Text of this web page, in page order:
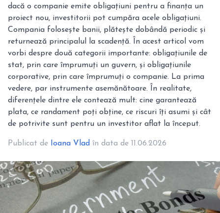
dacă o companie emite obligațiuni pentru a finanța un
proiect nou, investitorii pot cumpăra acele obligațiuni.
Compania folosește banii, plătește dobândă periodic și
returnează principalul la scadență. În acest articol vom
vorbi despre două categorii importante: obligațiunile de
stat, prin care împrumuți un guvern, și obligațiunile
corporative, prin care împrumuți o companie. La prima
vedere, par instrumente asemănătoare. În realitate,
diferențele dintre ele contează mult: cine garantează
plata, ce randament poți obține, ce riscuri îți asumi și cât
de potrivite sunt pentru un investitor aflat la început.
Publicat de Ioana Vlad în data de 11.06.2026